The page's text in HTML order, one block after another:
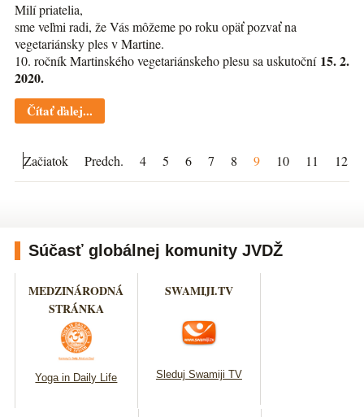
Milí priatelia,
sme veľmi radi, že Vás môžeme po roku opäť pozvať na
vegetariánsky ples v Martine.
10. ročník Martinského vegetariánskeho plesu sa uskutoční 15. 2.
2020.
Čítať ďalej...
Začiatok Predch. 4 5 6 7 8 9 10 11 12
Súčasť globálnej komunity JVDŽ
MEDZINÁRODNÁ
STRÁNKA
Yoga in Daily Life
SWAMIJI.TV
Sleduj Swamiji TV